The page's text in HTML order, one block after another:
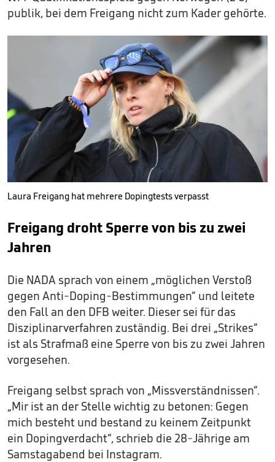
publik, bei dem Freigang nicht zum Kader gehörte.
Laura Freigang hat mehrere Dopingtests verpasst
Freigang droht Sperre von bis zu zwei
Jahren
Die NADA sprach von einem „möglichen Verstoß
gegen Anti-Doping-Bestimmungen“ und leitete
den Fall an den DFB weiter. Dieser sei für das
Disziplinarverfahren zuständig. Bei drei „Strikes“
ist als Strafmaß eine Sperre von bis zu zwei Jahren
vorgesehen.
Freigang selbst sprach von „Missverständnissen“.
„Mir ist an der Stelle wichtig zu betonen: Gegen
mich besteht und bestand zu keinem Zeitpunkt
ein Dopingverdacht“, schrieb die 28-Jährige am
Samstagabend bei Instagram.